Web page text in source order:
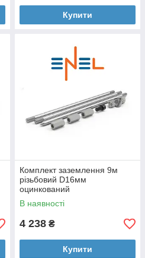
Купити
Комплект заземлення 9м
різьбовий D16мм
оцинкований
В наявності
4 238 ₴
Купити